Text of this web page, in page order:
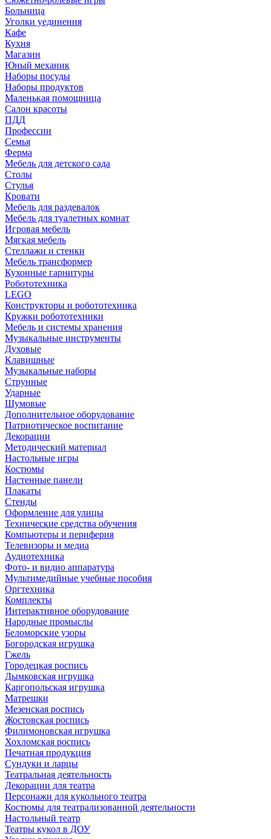
Больница
Уголки уединения
Кафе
Кухня
Магазин
Юный механик
Наборы посуды
Наборы продуктов
Маленькая помощница
Салон красоты
ПДД
Профессии
Семья
Ферма
Мебель для детского сада
Столы
Cтулья
Кровати
Мебель для раздевалок
Мебель для туалетных комнат
Игровая мебель
Мягкая мебель
Стеллажи и стенки
Мебель трансформер
Кухонные гарнитуры
Робототехника
LEGO
Конструкторы и робототехника
Кружки робототехники
Мебель и системы хранения
Музыкальные инструменты
Духовые
Клавишные
Музыкальные наборы
Струнные
Ударные
Шумовые
Дополнительное оборудование
Патриотическое воспитание
Декорации
Методический материал
Настольные игры
Костюмы
Настенные панели
Плакаты
Стенды
Оформление для улицы
Технические средства обучения
Компьютеры и периферия
Телевизоры и медиа
Аудиотехника
Фото- и видио аппаратура
Мультимедийные учебные пособия
Оргтехника
Комплекты
Интерактивное оборудование
Народные промыслы
Беломорские узоры
Богородская игрушка
Гжель
Городецкая роспись
Дымковская игрушка
Каргопольская игрушка
Матрешки
Мезенская роспись
Жостовская роспись
Филимоновская игрушка
Хохломская роспись
Печатная продукция
Сундуки и ларцы
Театральная деятельность
Декорации для театра
Персонажи для кукольного театра
Костюмы для театрализованной деятельности
Настольный театр
Театры кукол в ДОУ